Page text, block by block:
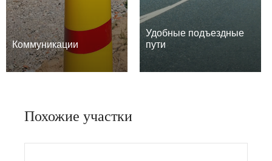
Коммуникации
Удобные подъездные
пути
Похожие участки